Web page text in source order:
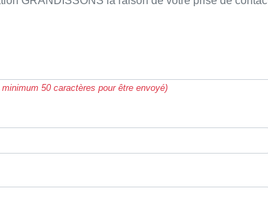
50 caractères pour être envoyé)